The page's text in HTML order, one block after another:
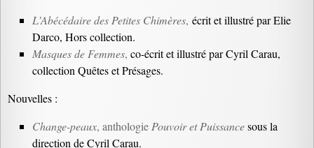
L’Abécédaire des Petites Chimères, écrit et illustré par Elie
Darco, Hors collection.
Masques de Femmes, co-écrit et illustré par Cyril Carau,
collection Quêtes et Présages.
Nouvelles :
Change-peaux, anthologie Pouvoir et Puissancesous la
direction de Cyril Carau.